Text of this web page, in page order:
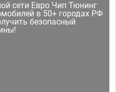
сети Евро Чип Тюнинг
в 50+ городах РФ
безопасный